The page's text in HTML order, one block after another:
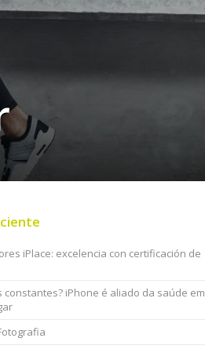
iPlace: excelencia con certificación de
constantes? iPhone é aliado da saúde em